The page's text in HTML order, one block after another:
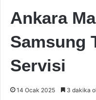
Ankara
Samsung
Servisi
14 Ocak 2025 3 dakika